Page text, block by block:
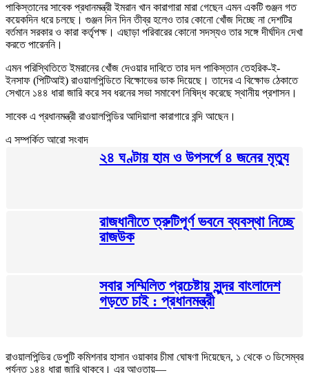
পাকিস্তানের সাবেক প্রধানমন্ত্রী ইমরান খান কারাগারা মারা গেছেন এমন একটি গুঞ্জন গত
কয়েকদিন ধরে চলছে। গুঞ্জন দিন দিন তীব্র হলেও তার কোনো খোঁজ দিচ্ছে না দেশটির
বর্তমান সরকার ও কারা কর্তৃপক্ষ। এছাড়া পরিবারের কোনো সদস্যও তার সঙ্গে দীর্ঘদিন দেখা
করতে পারেননি।
এমন পরিস্থিতিতে ইমরানের খোঁজ দেওয়ার দাবিতে তার দল পাকিস্তান তেহরিক-ই-
ইনসাফ (পিটিআই) রাওয়ালপিন্ডিতে বিক্ষোভের ডাক দিয়েছে। তাদের এ বিক্ষোভ ঠেকাতে
সেখানে ১৪৪ ধারা জারি করে সব ধরনের সভা সমাবেশ নিষিদ্ধ করেছে স্থানীয় প্রশাসন।
সাবেক এ প্রধানমন্ত্রী রাওয়ালপিন্ডির আদিয়ালা কারাগারে বন্দি আছেন।
এ সম্পর্কিত আরো সংবাদ
২৪ ঘণ্টায় হাম ও উপসর্গে ৪ জনের মৃত্যু
রাজধানীতে ত্রুটিপূর্ণ ভবনে ব্যবস্থা নিচ্ছে
রাজউক
সবার সম্মিলিত প্রচেষ্টায় সুন্দর বাংলাদেশ
গড়তে চাই : প্রধানমন্ত্রী
রাওয়ালপিন্ডির ডেপুটি কমিশনার হাসান ওয়াকার চীমা ঘোষণা দিয়েছেন, ১ থেকে ৩ ডিসেম্বর
পর্যন্ত ১৪৪ ধারা জারি থাকবে। এর আওতায়—